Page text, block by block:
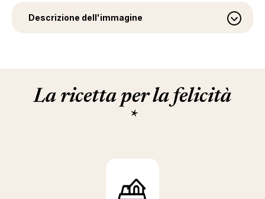
Descrizione dell'immagine
La ricetta per la felicità
*